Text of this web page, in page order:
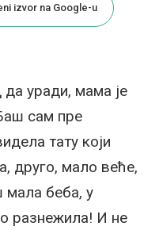
izvor na Google-u
уради, мама је
сам пре
тату који
друго, мало веће,
мала беба, у
разнежила! И не